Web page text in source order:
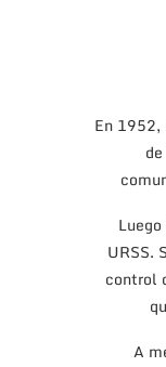
En
URSS.
control
A